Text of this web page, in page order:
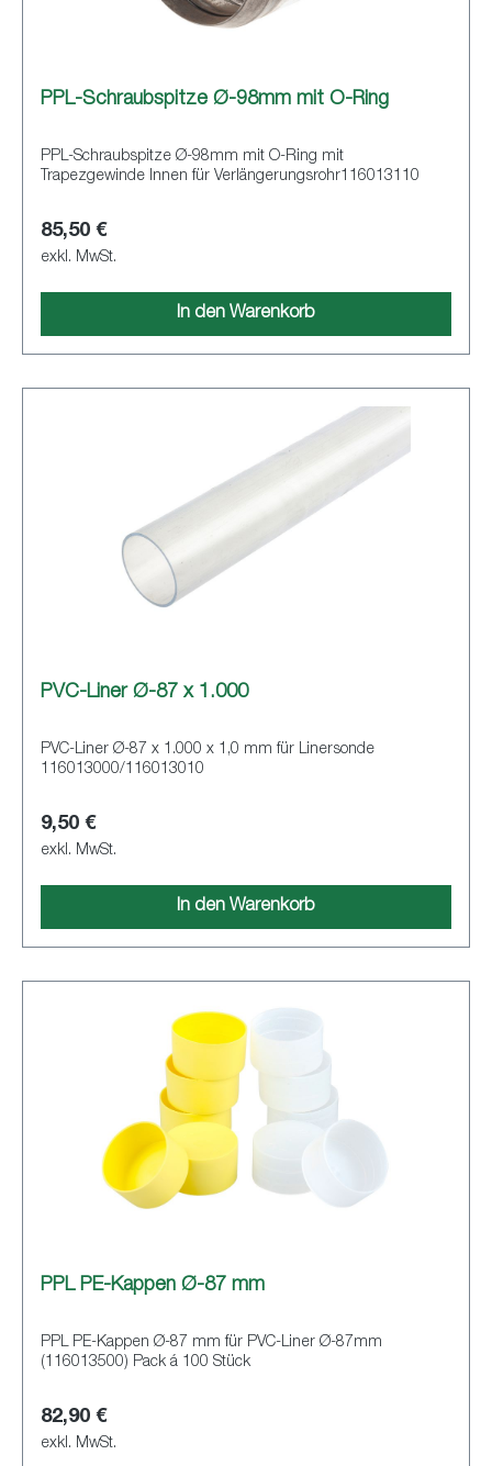
PPL-Schraubspitze Ø-98mm mit O-Ring
PPL-Schraubspitze Ø-98mm mit O-Ring mit
Trapezgewinde Innen für Verlängerungsrohr116013110
85,50 €
exkl. MwSt.
In den Warenkorb
PVC-Liner Ø-87 x 1.000
PVC-Liner Ø-87 x 1.000 x 1,0 mm für Linersonde
116013000/116013010
9,50 €
exkl. MwSt.
In den Warenkorb
PPL PE-Kappen Ø-87 mm
PPL PE-Kappen Ø-87 mm für PVC-Liner Ø-87mm
(116013500) Pack á 100 Stück
82,90 €
exkl. MwSt.